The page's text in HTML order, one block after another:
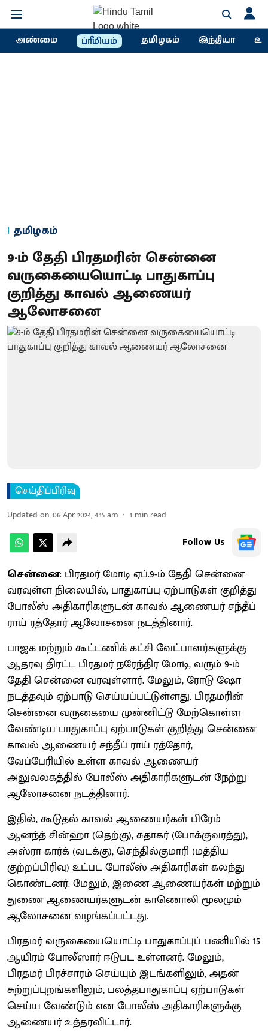
அண்மை ப்ரீமியம் தமிழகம் இந்தியா
தமிழகம்
9-ம் தேதி பிரதமரின் சென்னை
வருகையையொட்டி பாதுகாப்பு
குறித்து காவல் ஆணையர்
ஆலோசனை
செய்திப்பிரிவு
Updated on:06 Apr 2024, 4:15 am 1 min read
Follow Us
சென்னை: பிரதமர் மோடி ஏப்.9-ம் தேதி சென்னை
வரவுள்ள நிலையில், பாதுகாப்பு ஏற்பாடுகள் குறித்து
போலீஸ் அதிகாரிகளுடன் காவல் ஆணையர் சந்தீப்
ராய் ரத்தோர் ஆலோசனை நடத்தினார்.
பாஜக மற்றும் கூட்டணிக் கட்சி வேட்பாளர்களுக்கு
ஆதரவு திரட்ட பிரதமர் நரேந்திர மோடி, வரும் 9-ம்
தேதி சென்னை வரவுள்ளார். மேலும், ரோடு ஷோ
நடத்தவும் ஏற்பாடு செய்யப்பட்டுள்ளது. பிரதமரின்
சென்னை வருகையை முன்னிட்டு மேற்கொள்ள
வேண்டிய பாதுகாப்பு ஏற்பாடுகள் குறித்து சென்னை
காவல் ஆணையர் சந்தீப் ராய் ரத்தோர்,
வேப்பேரியில் உள்ள காவல் ஆணையர்
அலுவலகத்தில் போலீஸ் அதிகாரிகளுடன் நேற்று
ஆலோசனை நடத்தினார்.
இதில், கூடுதல் காவல் ஆணையர்கள் பிரேம்
ஆனந்த் சின்ஹா (தெற்கு), சுதாகர் (போக்குவரத்து),
அஸ்ரா கார்க் (வடக்கு), செந்தில்குமாரி (மத்திய
குற்றப்பிரிவு) உட்பட போலீஸ் அதிகாரிகள் கலந்து
கொண்டனர். மேலும், இணை ஆணையர்கள் மற்றும்
துணை ஆணையர்களுடன் காணொலி மூலமும்
ஆலோசனை வழங்கப்பட்டது.
பிரதமர் வருகையையொட்டி பாதுகாப்புப் பணியில் 15
ஆயிரம் போலீஸார் ஈடுபட உள்ளனர். மேலும்,
பிரதமர் பிரச்சாரம் செய்யும் இடங்களிலும், அதன்
சுற்றுப்புறங்களிலும், பலத்தபாதுகாப்பு ஏற்பாடுகள்
செய்ய வேண்டும் என போலீஸ் அதிகாரிகளுக்கு
ஆணையர் உத்தரவிட்டார்.